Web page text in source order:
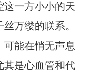
这一方小小的天
万缕的联系。
可能在悄无声息
其是心血管和代